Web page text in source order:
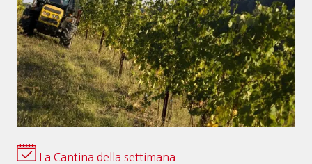
La Cantina della settimana